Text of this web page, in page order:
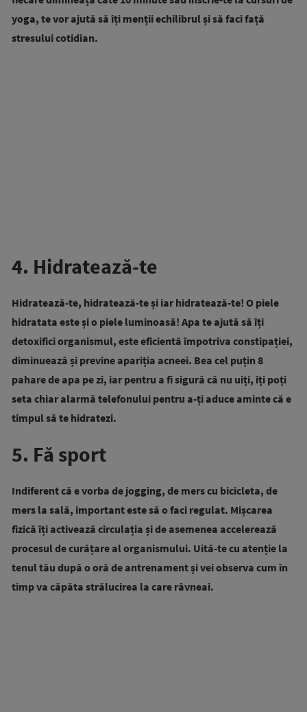
yoga, te vor ajută să îți menții echilibrul și să faci față
stresului cotidian.
4. Hidratează-te
Hidratează-te, hidratează-te și iar hidratează-te! O piele
hidratata este și o piele luminoasă! Apa te ajută să îți
detoxifici organismul, este eficientă împotriva constipației,
diminuează și previne apariția acneei. Bea cel puțin 8
pahare de apa pe zi, iar pentru a fi sigură că nu uiți, îți poți
seta chiar alarmă telefonului pentru a-ți aduce aminte că e
timpul să te hidratezi.
5. Fă sport
Indiferent că e vorba de jogging, de mers cu bicicleta, de
mers la sală, important este să o faci regulat. Mișcarea
fizică îți activează circulația și de asemenea accelerează
procesul de curățare al organismului. Uită-te cu atenție la
tenul tău după o oră de antrenament și vei observa cum în
timp va căpăta strălucirea la care râvneai.